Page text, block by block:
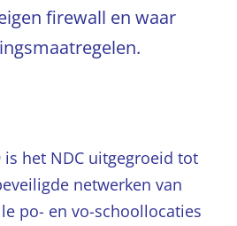
firewall en waar
het NDC uitgegroeid tot
netwerken van
po- en vo-schoollocaties